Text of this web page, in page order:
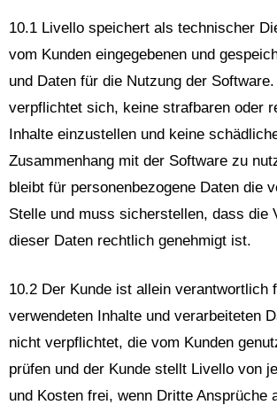
10.1 Livello speichert als technischer
vom Kunden eingegebenen und
und Daten für die Nutzung der
verpflichtet sich, keine strafbaren oder
Inhalte einzustellen und keine
Zusammenhang mit der Software zu
bleibt für personenbezogene Daten die
Stelle und muss sicherstellen, dass die
dieser Daten rechtlich genehmigt ist.
10.2 Der Kunde ist allein verantwortlich
verwendeten Inhalte und verarbeiteten
nicht verpflichtet, die vom Kunden
prüfen und der Kunde stellt Livello von
und Kosten frei, wenn Dritte Ansprüche